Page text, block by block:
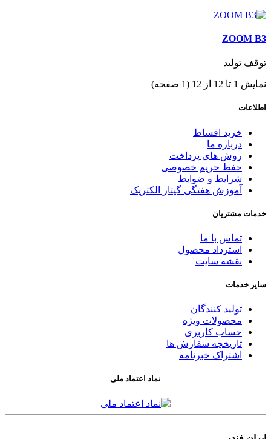
ZOOM B3
توقف تولید
نمایش 1 تا 12 از 12 (1 صفحه)
اطلاعات
خرید اقساط
درباره ما
روش های پرداخت
حفظ حریم خصوصی
شرایط و ضوابط
آموزش هفتگی گیتار الکتریک
خدمات مشتریان
تماس با ما
استرداد محصول
نقشه سایت
سایر خدمات
تولید کنندگان
محصولات ویژه
حساب کاربری
تاریخچه سفارش ها
اشتراک خبرنامه
نماد اعتماد ملی